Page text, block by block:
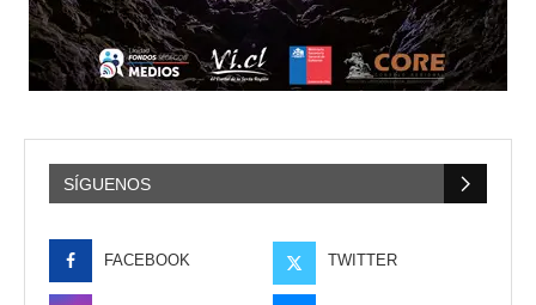
SÍGUENOS
FACEBOOK TWITTER